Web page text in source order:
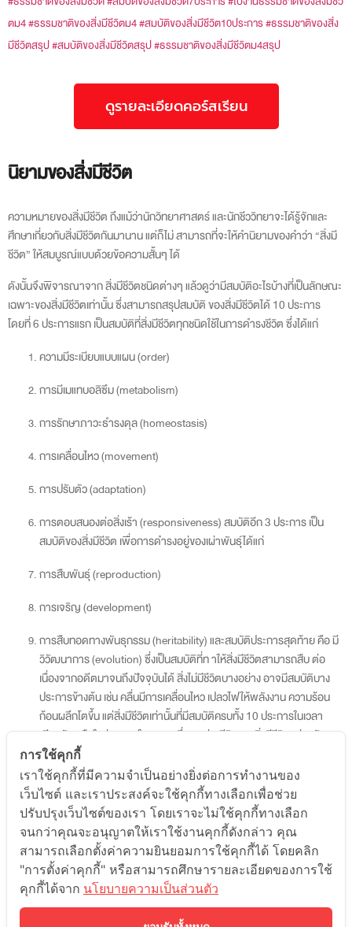
ตม4#ธรรมชาติของสิ่งมีชีวิตม4#สมบัติของสิ่งมีชีวิต10ประการ#ธรรมชาติของสิ่ง
มีชีวิตสรุป#สมบัติของสิ่งมีชีวิตสรุป#ธรรมชาติของสิ่งมีชีวิตม4สรุป
ดูรายละเอียดคอร์สเรียน
นิยามของสิ่งมีชีวิต
ความหมายของสิ่งมีชีวิต ถึงแม้ว่านักวิทยาศาสตร์ และนักชีววิทยาจะได้รู้จักและ
ศึกษาเกี่ยวกับสิ่งมีชีวิตกันมานาน แต่ก็ไม่ สามารถที่จะให้คำนิยามของคำว่า “สิ่งมี
ชีวิต” ให้สมบูรณ์แบบด้วยข้อความสั้นๆ ได้
ดังนั้นจึงพิจารณาจาก สิ่งมีชีวิตชนิดต่างๆ แล้วดูว่ามีสมบัติอะไรบ้างที่เป็นลักษณะ
เฉพาะของสิ่งมีชีวิตเท่านั้น ซึ่งสามารถสรุปสมบัติ ของสิ่งมีชีวิตได้ 10 ประการ
โดยที่ 6 ประการแรก เป็นสมบัติที่สิ่งมีชีวิตทุกชนิดใช้ในการดำรงชีวิต ซึ่งได้แก่
ความมีระเบียบแบบแผน (order)
การมีเมแทบอลิซึม (metabolism)
การรักษาภาวะธำรงดุล (homeostasis)
การเคลื่อนไหว (movement)
การปรับตัว (adaptation)
การตอบสนองต่อสิ่งเร้า (responsiveness) สมบัติอีก 3 ประการ เป็น
สมบัติของสิ่งมีชีวิต เพื่อการดำรงอยู่ของเผ่าพันธุ์ได้แก่
การสืบพันธุ์ (reproduction)
การเจริญ (development)
การสืบทอดทางพันธุกรรม (heritability) และสมบัติประการสุดท้าย คือ มี
วิวัฒนาการ (evolution) ซึ่งเป็นสมบัติที่ท าให้สิ่งมีชีวิตสามารถสืบ ต่อ
เนื่องจากอดีตมาจนถึงปัจจุบันได้ สิ่งไม่มีชีวิตบางอย่าง อาจมีสมบัติบาง
ประการข้างต้น เช่น คลื่นมีการเคลื่อนไหว เปลวไฟให้พลังงาน ความร้อน
ก้อนผลึกโตขึ้น แต่สิ่งมีชีวิตเท่านั้นที่มีสมบัติครบทั้ง 10 ประการในเวลา
เดียวกัน หรือในช่วงระยะใด ระยะหนึ่งของช่วงชีวิตของสิ่งมีชีวิตแต่ละตัว
หรือทั้งกลุ่มของสิ่งมีชีวิตนั้น มาศึกษาสมบัติแต่ละประการของ สิ่งมีชีวิต
ดูรายละเอียดคอร์สเรียน
ดูเนื้อหาสำหรับ น้อง ม.4 ทั้งหมด
การใช้คุกกี้
เราใช้คุกกี้ที่มีความจำเป็นอย่างยิ่งต่อการทำงานของ
เว็บไซต์ และเราประสงค์จะใช้คุกกี้ทางเลือกเพื่อช่วย
ปรับปรุงเว็บไซต์ของเรา โดยเราจะไม่ใช้คุกกี้ทางเลือก
จนกว่าคุณจะอนุญาตให้เราใช้งานคุกกี้ดังกล่าว คุณ
สามารถเลือกตั้งค่าความยินยอมการใช้คุกกี้ได้ โดยคลิก
"การตั้งค่าคุกกี้" หรือสามารถศึกษารายละเอียดของการใช้
คุกกี้ได้จาก นโยบายความเป็นส่วนตัว